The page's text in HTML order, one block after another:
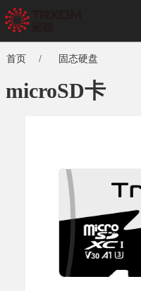
固态硬盘
首页 /
microSD卡